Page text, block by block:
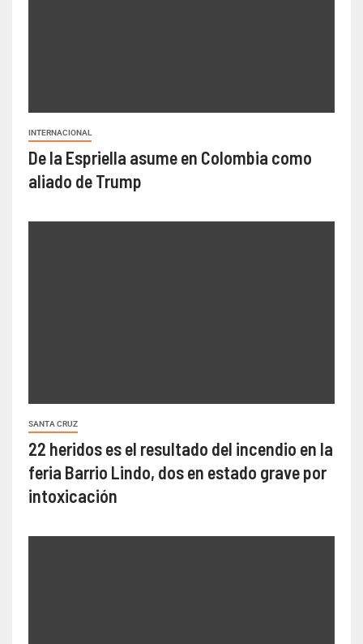
INTERNACIONAL
De la Espriella asume en Colombia como
aliado de Trump
SANTA CRUZ
22 heridos es el resultado del incendio en la
feria Barrio Lindo, dos en estado grave por
intoxicación